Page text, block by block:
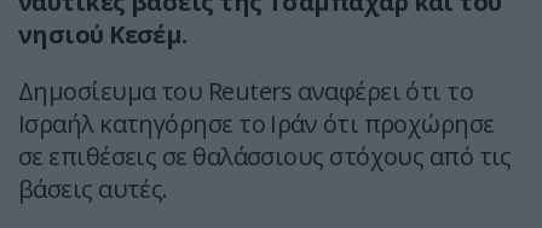
νησιού Κεσέμ.
Δημοσίευμα του Reuters αναφέρει ότι το
Ισραήλ κατηγόρησε το Ιράν ότι προχώρησε
σε επιθέσεις σε θαλάσσιους στόχους από τις
βάσεις αυτές.